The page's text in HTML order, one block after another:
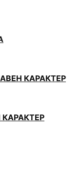
КАРАКТЕР